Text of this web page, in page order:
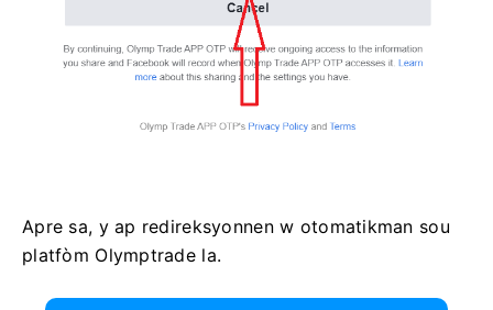
Apre sa, y ap redireksyonnen w otomatikman sou
platfòm Olymptrade la.